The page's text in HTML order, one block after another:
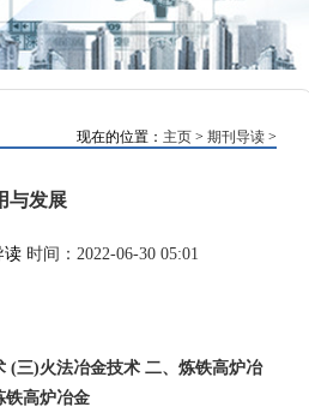
现在的位置： 主页 > 期刊导读 >
与发展
读 时间：2022-06-30 05:01
(三)火法冶金技术 二、炼铁高炉冶
铁高炉冶金